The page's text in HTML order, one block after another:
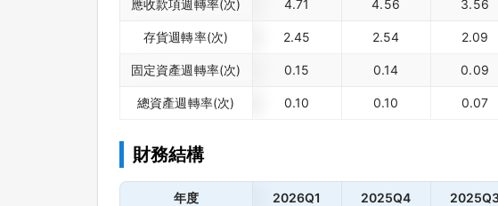
應收款項週轉率(次) 4.71 4.56 3.56
存貨週轉率(次) 2.45 2.54 2.09
固定資產週轉率(次) 0.15 0.14 0.09
總資產週轉率(次) 0.10 0.10 0.07
財務結構
年度 2026Q1 2025Q4